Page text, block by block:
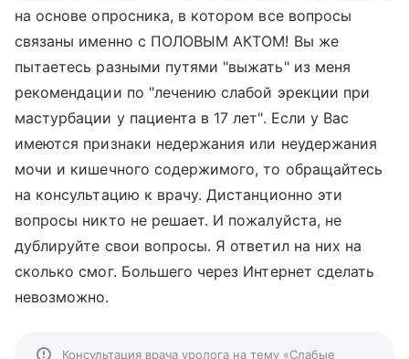
на основе опросника, в котором все вопросы
связаны именно с ПОЛОВЫМ АКТОМ! Вы же
пытаетесь разными путями "выжать" из меня
рекомендации по "лечению слабой эрекции при
мастурбации у пациента в 17 лет". Если у Вас
имеются признаки недержания или неудержания
мочи и кишечного содержимого, то обращайтесь
на консультацию к врачу. Дистанционно эти
вопросы никто не решает. И пожалуйста, не
дублируйте свои вопросы. Я ответил на них на
сколько смог. Большего через Интернет сделать
невозможно.
Консультация врача уролога на тему «Слабые